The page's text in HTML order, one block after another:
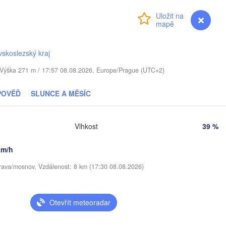
myVentusky Předpověď
kraj
271 m / 17:57 08.08.2026, Europe/Prague (UTC+2)
SLUNCE A MĚSÍC
h
Vlhkost 39 %
mosnov, Vzdálenost: 8 km (17:30 08.08.2026)
Otevřít meteoradar
(Mazyr)
(Mahilioŭ)
Москва
(Moscow)